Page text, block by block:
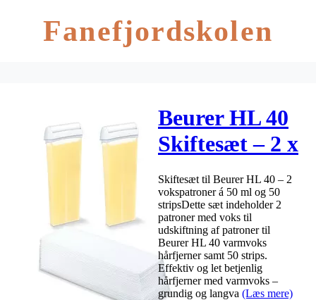
Fanefjordskolen
Beurer HL 40
Skiftesæt – 2 x
50 ml + 50 stk.
Skiftesæt til Beurer HL 40 – 2
vokspatroner á 50 ml og 50
stripsDette sæt indeholder 2
patroner med voks til
udskiftning af patroner til
Beurer HL 40 varmvoks
hårfjerner samt 50 strips.
Effektiv og let betjenlig
hårfjerner med varmvoks –
grundig og langva (Læs mere)